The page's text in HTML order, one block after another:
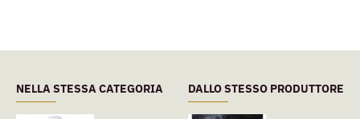
NELLA STESSA CATEGORIA DALLO STESSO PRODUTTORE